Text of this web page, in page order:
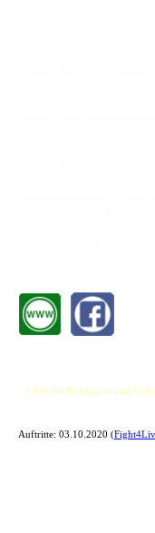
+ Für die Richtigkeit und
Auftritte: 03.10.2020 (